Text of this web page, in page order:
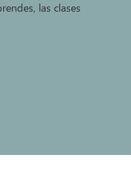
las clases